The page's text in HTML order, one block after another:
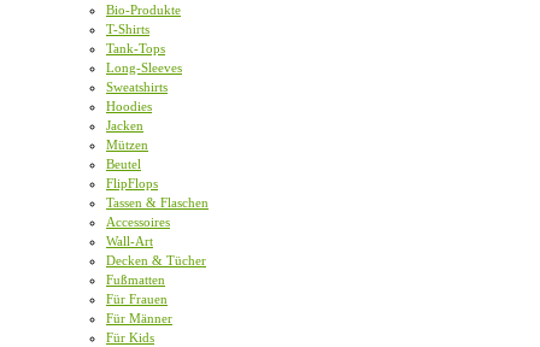
Bio-Produkte
T-Shirts
Tank-Tops
Long-Sleeves
Sweatshirts
Hoodies
Jacken
Mützen
Beutel
FlipFlops
Tassen & Flaschen
Accessoires
Wall-Art
Decken & Tücher
Fußmatten
Für Frauen
Für Männer
Für Kids